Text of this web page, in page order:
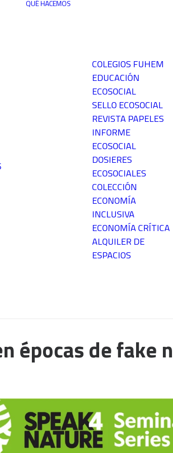
QUÉ HACEMOS
COLEGIOS FUHEM
EDUCACIÓN
ECOSOCIAL
SELLO ECOSOCIAL
REVISTA PAPELES
INFORME
ECOSOCIAL
DOSIERES
ECOSOCIALES
COLECCIÓN
ECONOMÍA
INCLUSIVA
ECONOMÍA CRÍTICA
ALQUILER DE
ESPACIOS
épocas de fake